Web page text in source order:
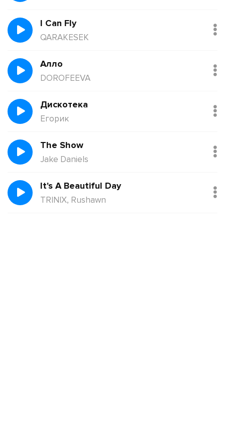
I Can Fly
QARAKESEK
Алло
DOROFEEVA
Дискотека
Егорик
The Show
Jake Daniels
It's A Beautiful Day
TRINIX, Rushawn